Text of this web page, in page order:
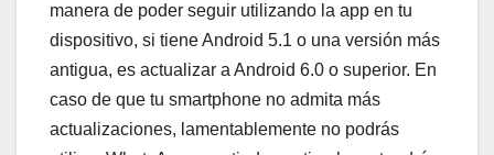
manera de poder seguir utilizando la app en tu
dispositivo, si tiene Android 5.1 o una versión más
antigua, es actualizar a Android 6.0 o superior. En
caso de que tu smartphone no admita más
actualizaciones, lamentablemente no podrás